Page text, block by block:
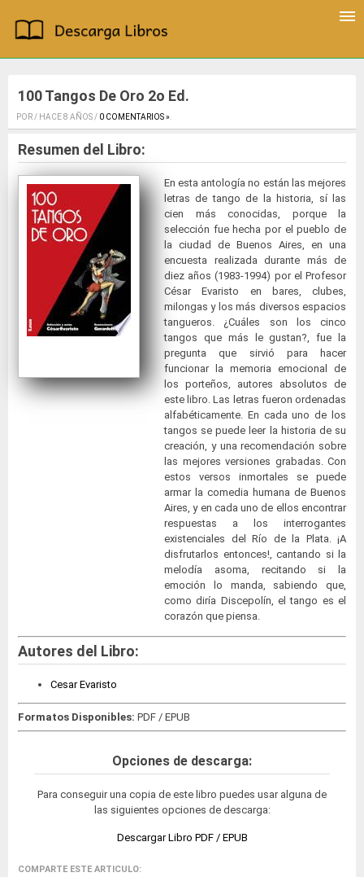
100 Tangos De Oro 2o Ed.
POR / HACE 8 AÑOS / 0 COMENTARIOS ».
Resumen del Libro:
En esta antología no están las mejores
letras de tango de la historia, sí las
cien más conocidas, porque la
selección fue hecha por el pueblo de
la ciudad de Buenos Aires, en una
encuesta realizada durante más de
diez años (1983-1994) por el Profesor
César Evaristo en bares, clubes,
milongas y los más diversos espacios
tangueros. ¿Cuáles son los cinco
tangos que más le gustan?, fue la
pregunta que sirvió para hacer
funcionar la memoria emocional de
los porteños, autores absolutos de
este libro. Las letras fueron ordenadas
alfabéticamente. En cada uno de los
tangos se puede leer la historia de su
creación, y una recomendación sobre
las mejores versiones grabadas. Con
estos versos inmortales se puede
armar la comedia humana de Buenos
Aires, y en cada uno de ellos encontrar
respuestas a los interrogantes
existenciales del Río de la Plata. ¡A
disfrutarlos entonces!, cantando si la
melodía asoma, recitando si la
emoción lo manda, sabiendo que,
como diría Discepolín, el tango es el
corazón que piensa.
Autores del Libro:
Cesar Evaristo
Formatos Disponibles: PDF / EPUB
Opciones de descarga:
Para conseguir una copia de este libro puedes usar alguna de
las siguientes opciones de descarga:
Descargar Libro PDF / EPUB
COMPARTE ESTE ARTICULO: